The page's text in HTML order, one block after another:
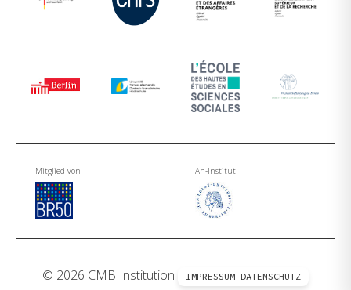
Mitglied von An-Institut
© 2026 CMB Institution IMPRESSUM DATENSCHUTZ